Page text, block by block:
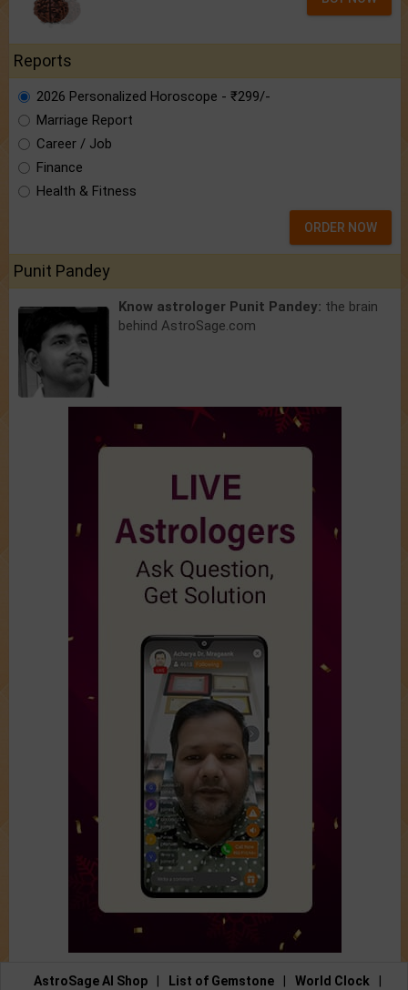
Reports
2026 Personalized Horoscope - ₹299/-
Marriage Report
Career / Job
Finance
Health & Fitness
ORDER NOW
Punit Pandey
Know astrologer Punit Pandey: the brain
behind AstroSage.com
AstroSage AI Shop List of Gemstone World Clock